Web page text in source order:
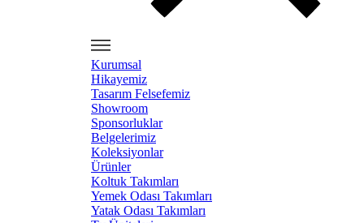
Kurumsal
Hikayemiz
Tasarım Felsefemiz
Showroom
Sponsorluklar
Belgelerimiz
Koleksiyonlar
Ürünler
Koltuk Takımları
Yemek Odası Takımları
Yatak Odası Takımları